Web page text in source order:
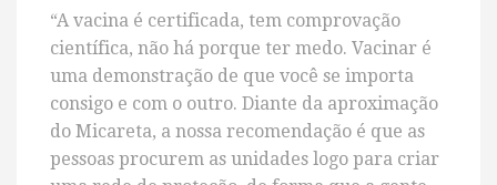
“A vacina é certificada, tem comprovação
científica, não há porque ter medo. Vacinar é
uma demonstração de que você se importa
consigo e com o outro. Diante da aproximação
do Micareta, a nossa recomendação é que as
pessoas procurem as unidades logo para criar